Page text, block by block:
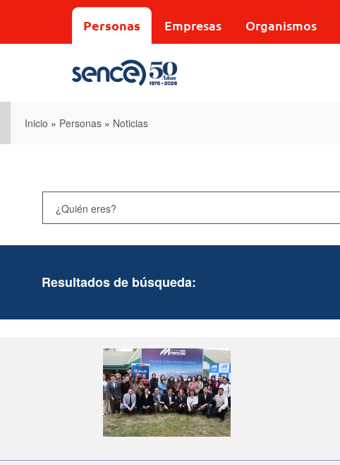
Personas Empresas Organismos
Inicio » Personas » Noticias
Resultados de búsqueda: